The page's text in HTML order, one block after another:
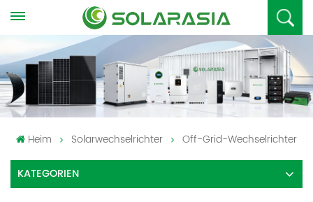
Heim Solarwechselrichter Off-Grid-Wechselrichter
KATEGORIEN